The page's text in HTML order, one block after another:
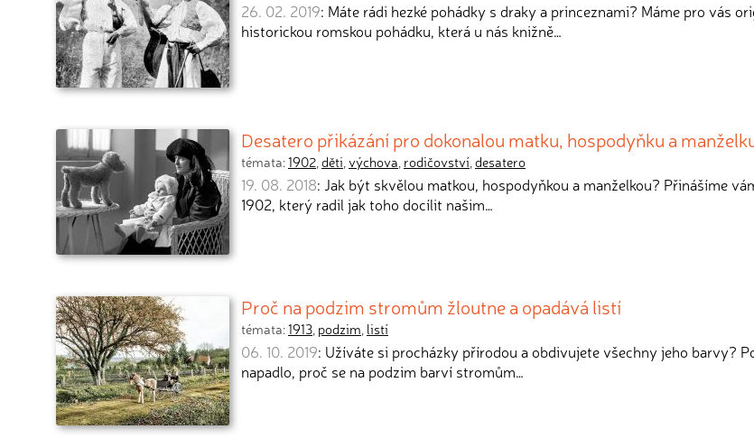
26. 02. 2019: Máte rádi hezké pohádky s draky a princeznami? Máme pro vás
historickou romskou pohádku, která u nás knižně…
Desatero přikázání pro dokonalou matku, hospodyňku a
témata:1902,děti,výchova, rodičovství,desatero
19. 08. 2018: Jak být skvělou matkou, hospodyňkou a manželkou? Přinášíme
1902, který radil jak toho docílit našim…
Proč na podzim stromům žloutne a opadává listí
témata:1913, podzim, listí
06. 10. 2019: Užíváte si procházky přírodou a obdivujete všechny jeho barvy?
napadlo, proč se na podzim barví stromům…